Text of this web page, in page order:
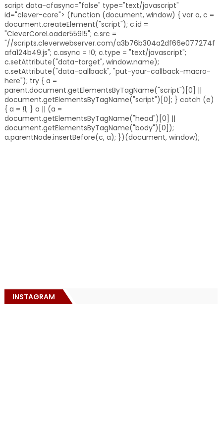
script data-cfasync="false" type="text/javascript"
id="clever-core"> (function (document, window) { var a, c =
document.createElement("script"); c.id =
"CleverCoreLoader55915"; c.src =
"//scripts.cleverwebserver.com/a3b76b304a2df66e077274f
afa124b49.js"; c.async = !0; c.type = "text/javascript";
c.setAttribute("data-target", window.name);
c.setAttribute("data-callback", "put-your-callback-macro-
here"); try { a =
parent.document.getElementsByTagName("script")[0] ||
document.getElementsByTagName("script")[0]; } catch (e)
{ a = !1; } a || (a =
document.getElementsByTagName("head")[0] ||
document.getElementsByTagName("body")[0]);
a.parentNode.insertBefore(c, a); })(document, window);
INSTAGRAM